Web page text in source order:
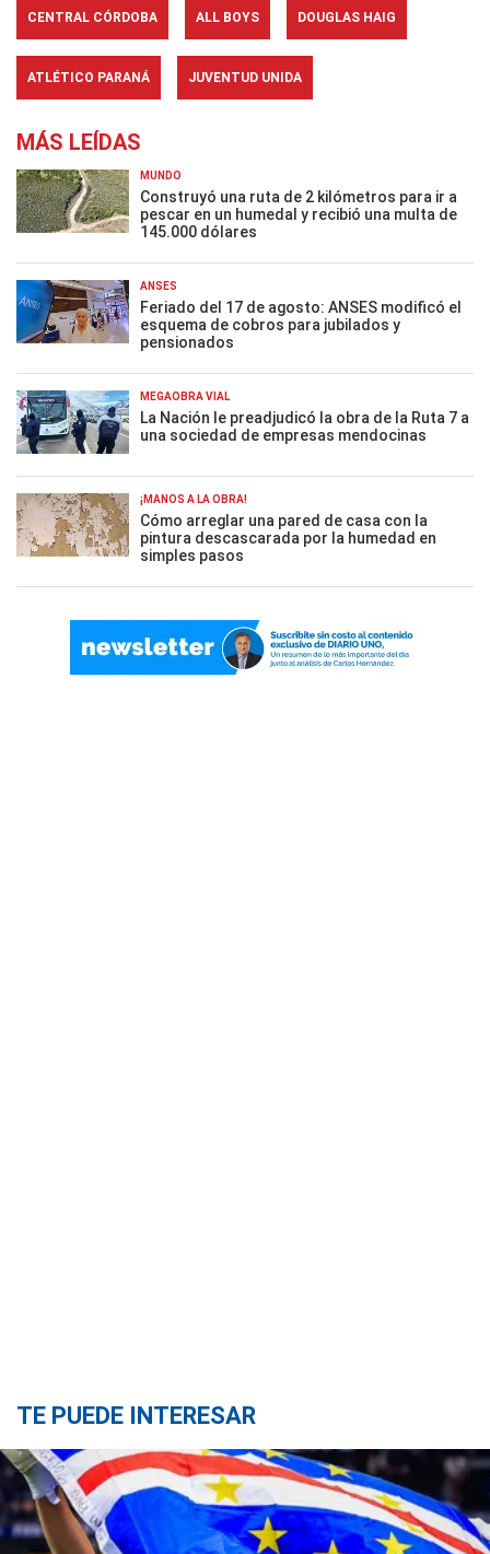
CENTRAL CÓRDOBA ALL BOYS DOUGLAS HAIG
ATLÉTICO PARANÁ JUVENTUD UNIDA
MÁS LEÍDAS
MUNDO
Construyó una ruta de 2 kilómetros para ir a
pescar en un humedal y recibió una multa de
145.000 dólares
ANSES
Feriado del 17 de agosto: ANSES modificó el
esquema de cobros para jubilados y
pensionados
MEGAOBRA VIAL
La Nación le preadjudicó la obra de la Ruta 7 a
una sociedad de empresas mendocinas
¡MANOS A LA OBRA!
Cómo arreglar una pared de casa con la
pintura descascarada por la humedad en
simples pasos
TE PUEDE INTERESAR